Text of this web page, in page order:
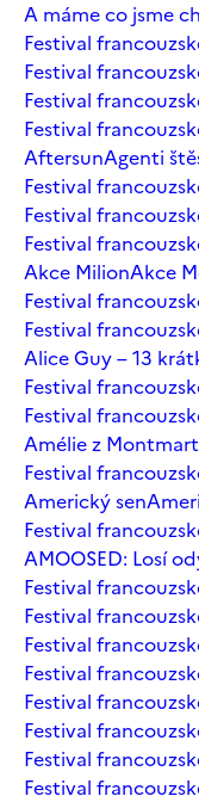
A máme co jsme
Festival
Festival
Festival
Festival
AftersunAgenti
Festival
Festival
Festival
Akce MilionAkce
Festival
Festival
Alice Guy – 13
Festival
Festival
Amélie z
Festival
Americký sen
Festival
AMOOSED: Losí
Festival
Festival
Festival
Festival
Festival
Festival
Festival
Festival